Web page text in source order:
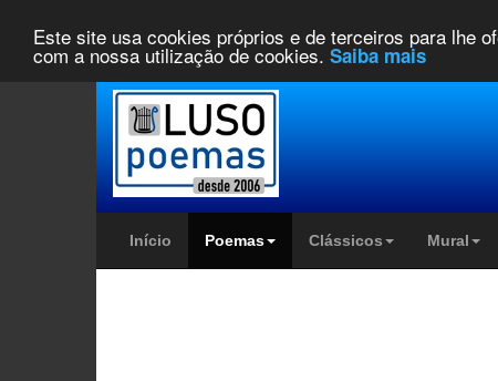
Este site usa cookies próprios e de terceiros para lhe
com a nossa utilização de cookies. Saiba mais
Início Poemas Clássicos Mural